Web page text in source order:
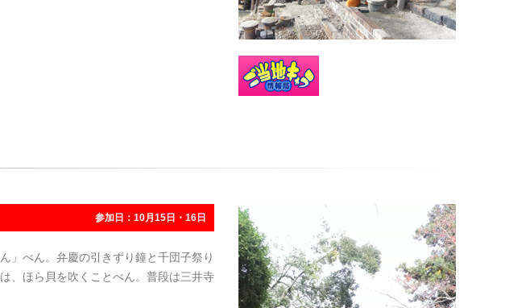
参加日：10月15日・16日
」べん。弁慶の引きずり鐘と千団子祭り
、ほら貝を吹くことべん。普段は三井寺